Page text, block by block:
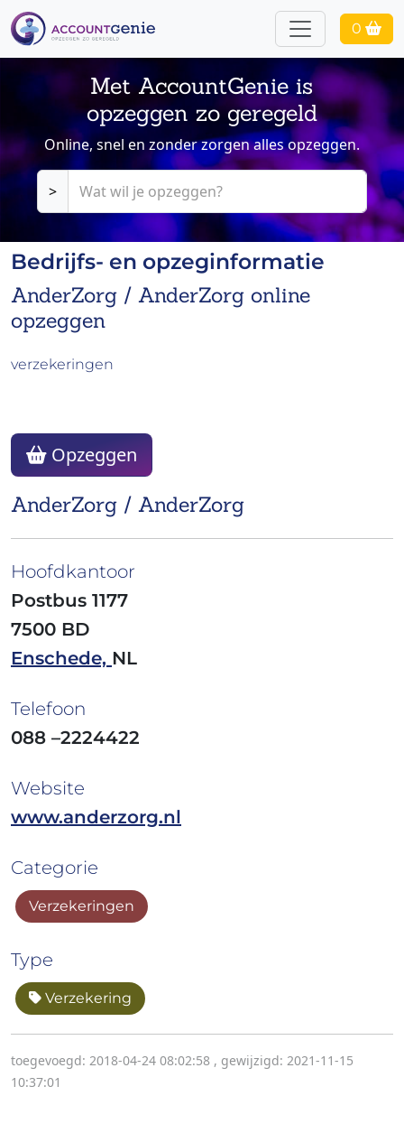
0
Met AccountGenie is
opzeggen zo geregeld
Online, snel en zonder zorgen alles opzeggen.
>
Bedrijfs- en opzeginformatie
AnderZorg / AnderZorg online
opzeggen
verzekeringen
AnderZorg / AnderZorg
Opzeggen
Hoofdkantoor
Postbus 1177
7500 BD
Enschede, NL
Telefoon
088 –2224422
Website
www.anderzorg.nl
Categorie
Verzekeringen
Type
Verzekering
toegevoegd: 2018-04-24 08:02:58 , gewijzigd: 2021-11-15
10:37:01